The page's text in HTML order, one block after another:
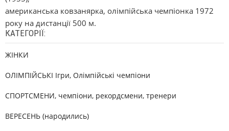
американська ковзанярка, олімпійська чемпіонка 1972
року на дистанції 500 м.
КАТЕГОРІЇ:
ЖІНКИ
ОЛІМПІЙСЬКІ Ігри, Олімпійські чемпіони
СПОРТСМЕНИ, чемпіони, рекордсмени, тренери
ВЕРЕСЕНЬ (народились)